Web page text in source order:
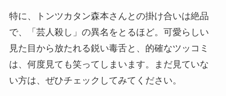
特に、トンツカタン森本さんとの掛け合いは絶品
で、「芸人殺し」の異名をとるほど。可愛らしい
見た目から放たれる鋭い毒舌と、的確なツッコミ
は、何度見ても笑ってしまいます。まだ見ていな
い方は、ぜひチェックしてみてください。